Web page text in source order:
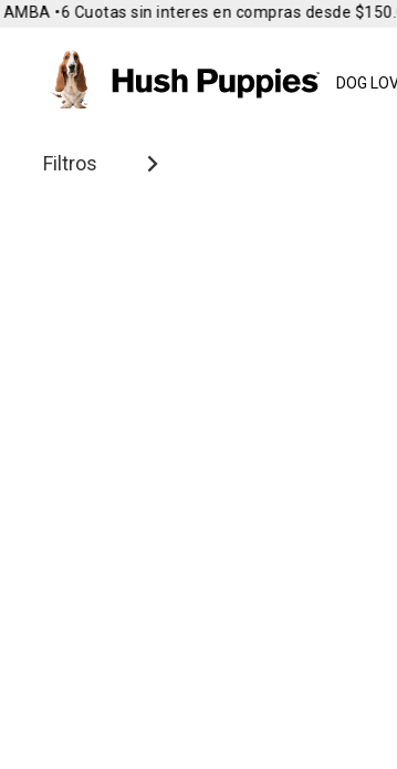
DOG
•6 Cuotas sin interes en compras desde
Filtros